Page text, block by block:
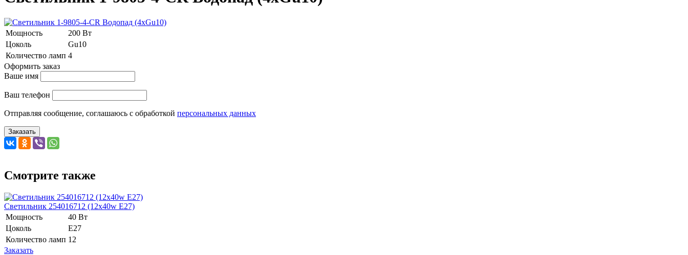
Мощность
200 Вт
Цоколь
Gu10
Количество ламп 4
Оформить заказ
Ваше имя
Ваш телефон
Отправляя сообщение, соглашаюсь с обработкой персональных данных
Заказать
Смотрите также
Светильник 254016712 (12x40w E27)
Мощность
40 Вт
Цоколь
E27
Количество ламп 12
Заказать